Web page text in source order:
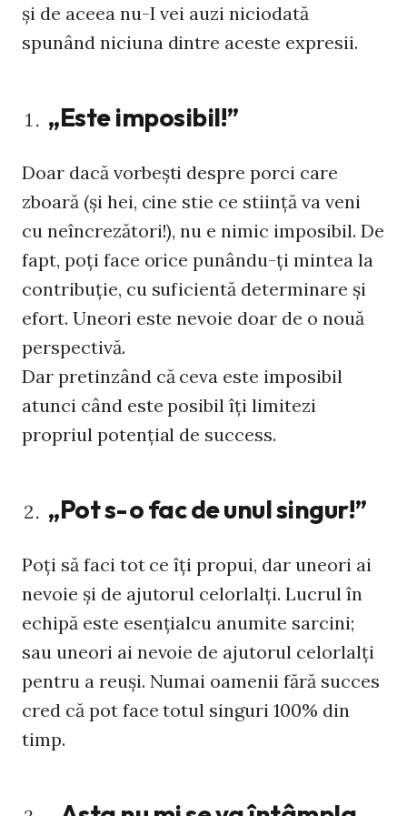
și de aceea nu-I vei auzi niciodată
spunând niciuna dintre aceste expresii.
„Este imposibil!”
Doar dacă vorbești despre porci care
zboară (și hei, cine stie ce stiință va veni
cu neîncrezători!), nu e nimic imposibil. De
fapt, poți face orice punându-ți mintea la
contribuție, cu suficientă determinare și
efort. Uneori este nevoie doar de o nouă
perspectivă.
Dar pretinzând că ceva este imposibil
atunci când este posibil îți limitezi
propriul potențial de success.
„Pot s-o fac de unul singur!”
Poți să faci tot ce îți propui, dar uneori ai
nevoie și de ajutorul celorlalți. Lucrul în
echipă este esențialcu anumite sarcini;
sau uneori ai nevoie de ajutorul celorlalți
pentru a reuși. Numai oamenii fără succes
cred că pot face totul singuri 100% din
timp.